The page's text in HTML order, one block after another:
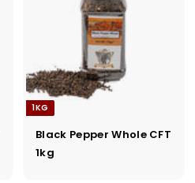
1KG
Black Pepper Whole CFT
1kg